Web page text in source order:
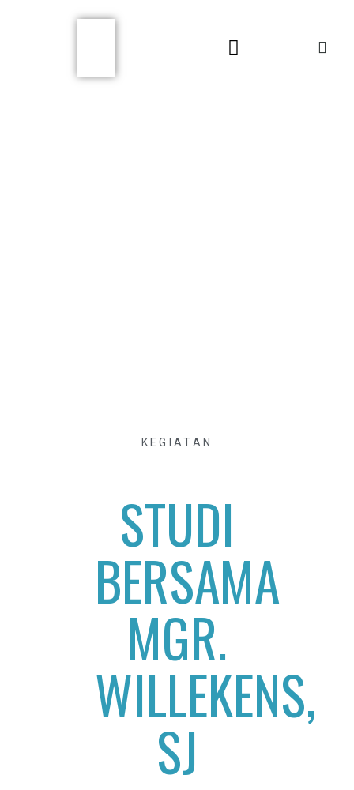
KEGIATAN
STUDI
BERSAMA
MGR.
WILLEKENS,
SJ